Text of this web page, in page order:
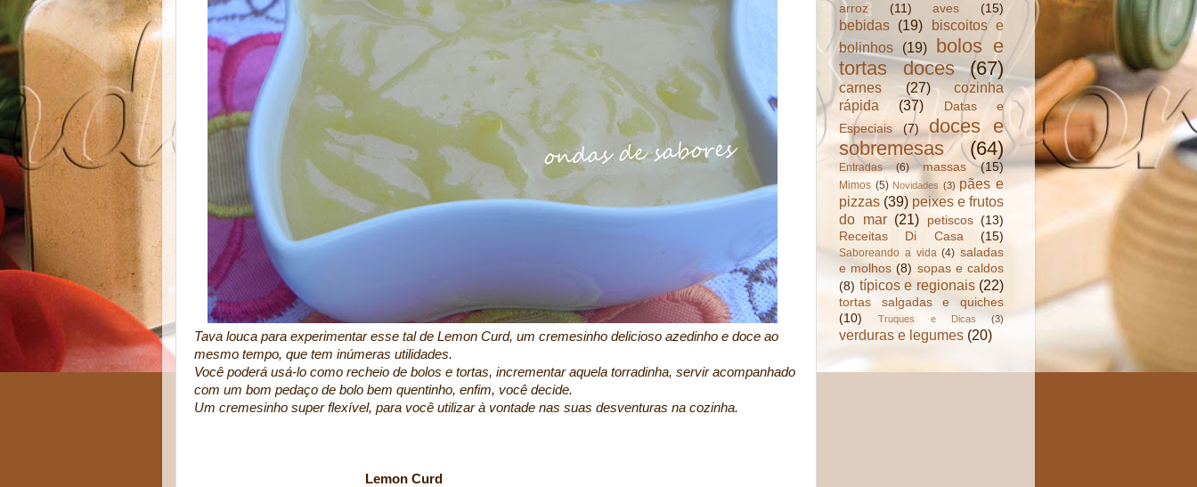
Tava louca para experimentar esse tal de Lemon Curd, um cremesinho delicioso azedinho e doce ao
mesmo tempo, que tem inúmeras utilidades.
Você poderá usá-lo como recheio de bolos e tortas, incrementar aquela torradinha, servir acompanhado
com um bom pedaço de bolo bem quentinho, enfim, você decide.
Um cremesinho super flexível, para você utilizar à vontade nas suas desventuras na cozinha.
Lemon Curd
arroz (11) aves (15)
bebidas (19)
biscoitos e
bolinhos
(19)
bolos e
tortas doces
(67)
carnes (27)
cozinha
rápida
(37)
Datas e
Especiais
(7)
doces e
sobremesas
(64)
Entradas (6) massas (15)
Mimos (5) Novidades (3) pães e
pizzas (39) peixes e frutos
do mar (21) petiscos (13)
Receitas Di Casa
(15)
Saboreando a vida (4) saladas
e molhos (8) sopas e caldos
(8) típicos e regionais (22)
tortas salgadas e quiches
(10)
Truques e Dicas (3)
verduras e legumes (20)